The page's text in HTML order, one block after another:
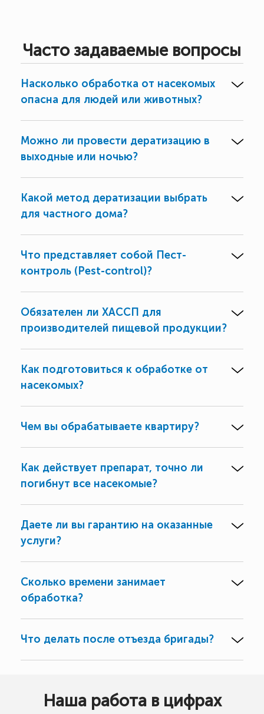
Часто задаваемые вопросы
Насколько обработка от насекомых
опасна для людей или животных?
Можно ли провести дератизацию в
выходные или ночью?
Какой метод дератизации выбрать
для частного дома?
Что представляет собой Пест-
контроль (Pest-control)?
Обязателен ли ХАССП для
производителей пищевой продукции?
Как подготовиться к обработке от
насекомых?
Чем вы обрабатываете квартиру?
Как действует препарат, точно ли
погибнут все насекомые?
Даете ли вы гарантию на оказанные
услуги?
Сколько времени занимает
обработка?
Что делать после отъезда бригады?
Наша работа в цифрах